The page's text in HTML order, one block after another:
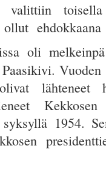
valittiin
oli
lähteneet
Kekkosen
1954.